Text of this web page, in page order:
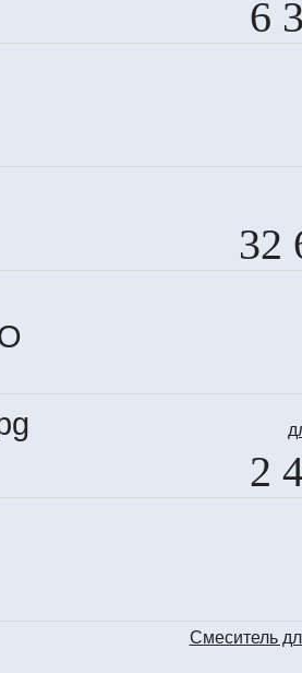
6
32
2
Смеситель